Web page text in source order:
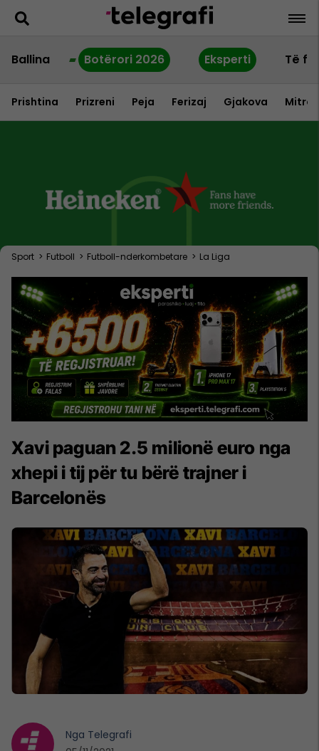
Ballina Botërori 2026 Eksperti Të
Prishtina Prizreni Peja Ferizaj Gjakova
Sport > Futboll > Futboll-nderkombetare > La Liga
Xavi paguan 2.5 milionë euro nga
xhepi i tij për tu bërë trajner i
Barcelonës
Nga Telegrafi